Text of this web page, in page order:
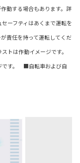
動する場合もあります。詳
ーフティはあくまで運転を
責任を持って運転してくだ
は作動イメージです。
です。 ■自転車および自